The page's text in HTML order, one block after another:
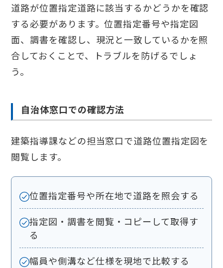
道路が位置指定道路に該当するかどうかを確認
する必要があります。位置指定番号や指定図
面、調書を確認し、現況と一致しているかを照
合しておくことで、トラブルを防げるでしょ
う。
自治体窓口での確認方法
建築指導課などの担当窓口で道路位置指定図を
閲覧します。
位置指定番号や所在地で道路を照会する
指定図・調書を閲覧・コピーして取得す
る
幅員や側溝など仕様を現地で比較する